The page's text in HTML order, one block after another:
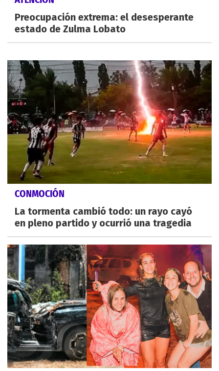
Preocupación extrema: el desesperante
estado de Zulma Lobato
CONMOCIÓN
La tormenta cambió todo: un rayo cayó
en pleno partido y ocurrió una tragedia